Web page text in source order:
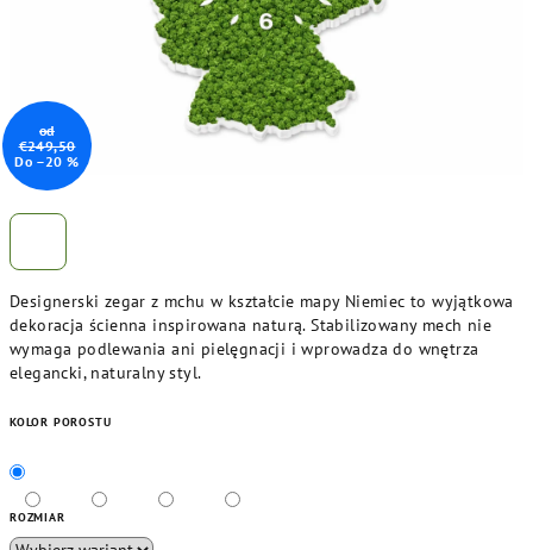
Designerski zegar z mchu w kształcie mapy Niemiec to wyjątkowa
dekoracja ścienna inspirowana naturą. Stabilizowany mech nie
wymaga podlewania ani pielęgnacji i wprowadza do wnętrza
elegancki, naturalny styl.
KOLOR POROSTU
ROZMIAR
od
€249,50
Do –20 %